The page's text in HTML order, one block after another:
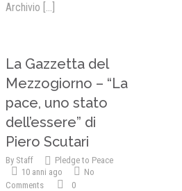
Archivio [...]
La Gazzetta del
Mezzogiorno – “La
pace, uno stato
dell’essere” di
Piero Scutari
By Staff
Pledge to Peace
10 anni ago
No
Comments
0